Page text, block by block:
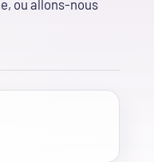
ou allons-nous